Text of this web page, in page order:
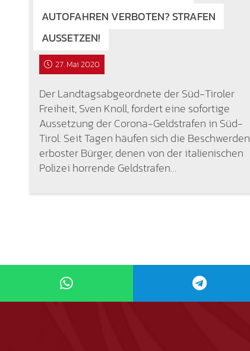
AUTOFAHREN VERBOTEN? STRAFEN
AUSSETZEN!
27. Mai 2020
Der Landtagsabgeordnete der Süd-Tiroler
Freiheit, Sven Knoll, fordert eine sofortige
Aussetzung der Corona-Geldstrafen in Süd-
Tirol. Seit Tagen häufen sich die Beschwerden
erboster Bürger, denen von der italienischen
Polizei horrende Geldstrafen…